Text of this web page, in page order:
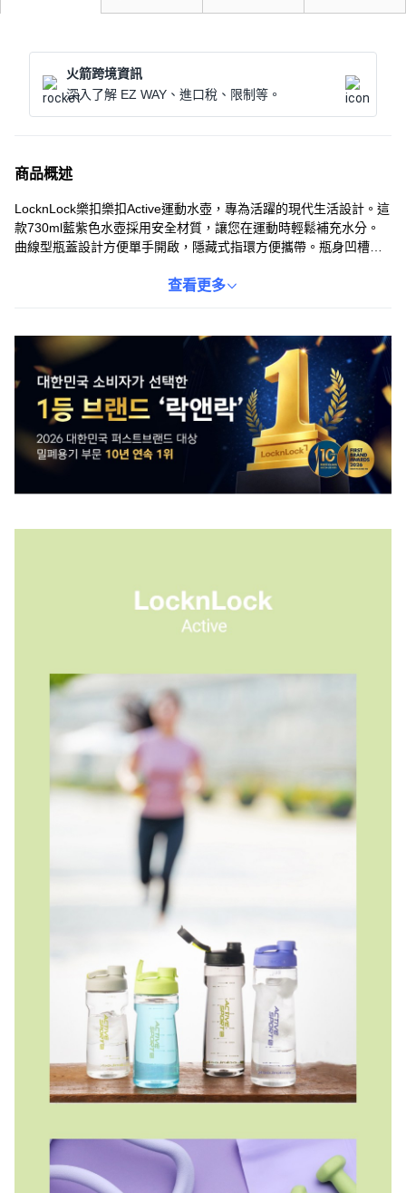
火箭跨境資訊
深入了解 EZ WAY、進口稅、限制等。
商品概述
LocknLock樂扣樂扣Active運動水壺，專為活躍的現代生活設計。這
款730ml藍紫色水壺採用安全材質，讓您在運動時輕鬆補充水分。
曲線型瓶蓋設計方便單手開啟，隱藏式指環方便攜帶。瓶身凹槽設
是戶外活動，Active運動水壺都是您的理想選擇，讓您隨時隨地保持
查看更多